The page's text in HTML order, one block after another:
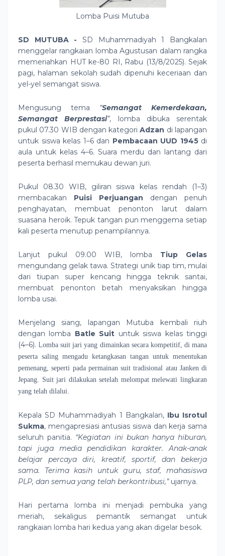
Lomba Puisi Mutuba
SD MUTUBA - SD Muhammadiyah 1 Bangkalan
menggelar rangkaian lomba Agustusan dalam rangka
memeriahkan HUT ke-80 RI, Rabu (13/8/2025). Sejak
pagi, halaman sekolah sudah dipenuhi keceriaan dan
yel-yel semangat siswa.
Mengusung tema “Semangat Kemerdekaan,
Semangat Berprestasi”, lomba dibuka serentak
pukul 07.30 WIB dengan kategoriAdzan di lapangan
untuk siswa kelas 1–6 dan Pembacaan UUD 1945di
aula untuk kelas 4–6. Suara merdu dan lantang dari
peserta berhasil memukau dewan juri.
Pukul 08.30 WIB, giliran siswa kelas rendah (1–3)
membacakan Puisi Perjuangan dengan penuh
penghayatan, membuat penonton larut dalam
suasana heroik. Tepuk tangan pun menggema setiap
kali peserta menutup penampilannya.
Lanjut pukul 09.00 WIB, lomba Tiup Gelas
mengundang gelak tawa. Strategi unik tiap tim, mulai
dari tiupan super kencang hingga teknik santai,
membuat penonton betah menyaksikan hingga
lomba usai.
Menjelang siang, lapangan Mutuba kembali riuh
dengan lomba Batle Suit untuk siswa kelas tinggi
(4–6). Lomba suit jari yang dimainkan secara kompetitif, di mana
peserta saling mengadu ketangkasan tangan untuk menentukan
pemenang, seperti pada permainan suit tradisional atau Janken di
Jepang. Suit jari dilakukan setelah melompat melewati lingkaran
yang telah dilalui.
Kepala SD Muhammadiyah 1 Bangkalan, Ibu Isrotul
Sukma, mengapresiasi antusias siswa dan kerja sama
seluruh panitia. “Kegiatan ini bukan hanya hiburan,
tapi juga media pendidikan karakter. Anak-anak
belajar percaya diri, kreatif, sportif, dan bekerja
sama. Terima kasih untuk guru, staf, mahasiswa
PLP, dan semua yang telah berkontribusi,”ujarnya.
Hari pertama lomba ini menjadi pembuka yang
meriah, sekaligus pemantik semangat untuk
rangkaian lomba hari kedua yang akan digelar besok.